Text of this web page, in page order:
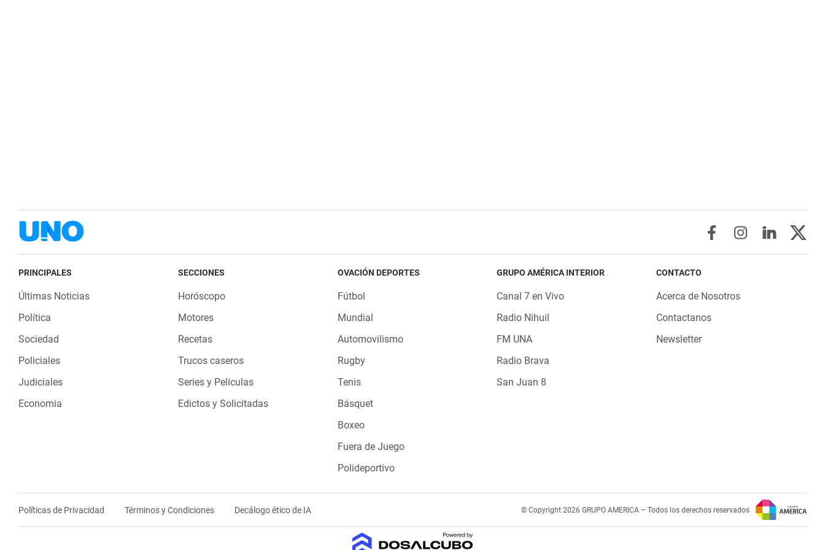
PRINCIPALES
Últimas Noticias
Política
Sociedad
Policiales
Judiciales
Economia
SECCIONES
Horóscopo
Motores
Recetas
Trucos caseros
Series y Películas
Edictos y Solicitadas
OVACIÓN DEPORTES
Fútbol
Mundial
Automovilismo
Rugby
Tenis
Básquet
Boxeo
Fuera de Juego
Polideportivo
GRUPO AMÉRICA INTERIOR
Canal 7 en Vivo
Radio Nihuil
FM UNA
Radio Brava
San Juan 8
CONTACTO
Acerca de Nosotros
Contactanos
Newsletter
Políticas de Privacidad Términos y Condiciones Decálogo ético de IA © Copyright 2026 GRUPO AMERICA – Todos los derechos reservados